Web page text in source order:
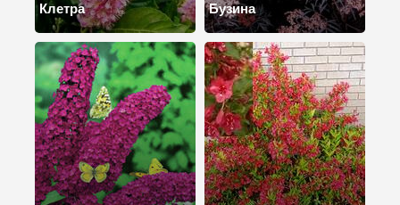
Клетра Бузина